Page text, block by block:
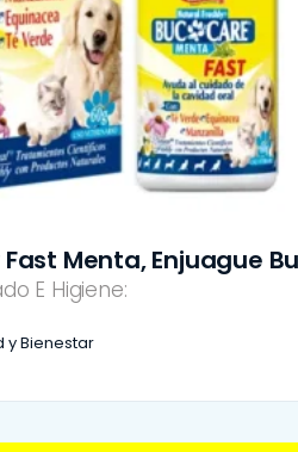
E Higiene:
Menta, Enjuague
y Bienestar